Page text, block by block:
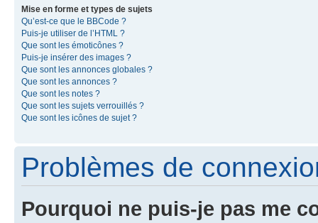
Mise en forme et types de sujets
Qu’est-ce que le BBCode ?
Puis-je utiliser de l’HTML ?
Que sont les émoticônes ?
Puis-je insérer des images ?
Que sont les annonces globales ?
Que sont les annonces ?
Que sont les notes ?
Que sont les sujets verrouillés ?
Que sont les icônes de sujet ?
Problèmes de
Pourquoi ne puis-je pas me